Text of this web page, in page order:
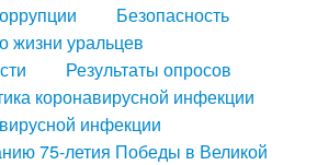
Безопасность
жизни уральцев
Результаты опросов
коронавирусной инфекции
инфекции
75-летия Победы в Великой